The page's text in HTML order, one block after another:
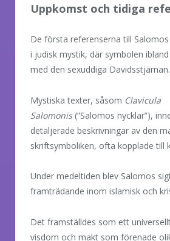
Uppkomst och tidiga
De första referenserna till
i judisk mystik, där symbolen
med den sexuddiga Davidsstjärnan.
Mystiska texter, såsom Clavicula
Salomonis(”Salomos nycklar”),
detaljerade beskrivningar av den
skriftsymboliken, ofta kopplade till
Under medeltiden blev Salomos
framträdande inom islamisk och
Det framställdes som ett
visdom och makt som förenade